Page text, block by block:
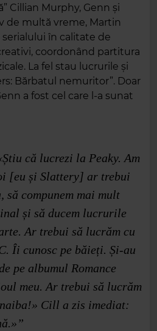
Cillian Murphy, Genn și
de multă vreme, Martin
în calitate de
coordonând partitura
La fel stau lucrurile și
Bărbatul nemuritor”. Doar
a fost cel care l‑a sunat
că lucrezi la Peaky. Am
[eu și Slattery] ar trebui
să compunem mai mult
și să ducem lucrurile
Ar trebui să lucrăm cu
Îi cunosc pe băieți. Și-au
pe albumul Romance
meu. Ar trebui să lucrăm
Cill a zis imediat: